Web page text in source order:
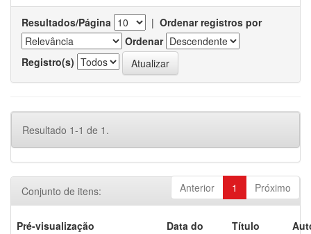
Resultados/Página | Ordenar registros por
Ordenar
Registro(s)
Resultado 1-1 de 1.
Anterior 1 Próximo
Conjunto de itens:
Pré-visualização
Data do
Título